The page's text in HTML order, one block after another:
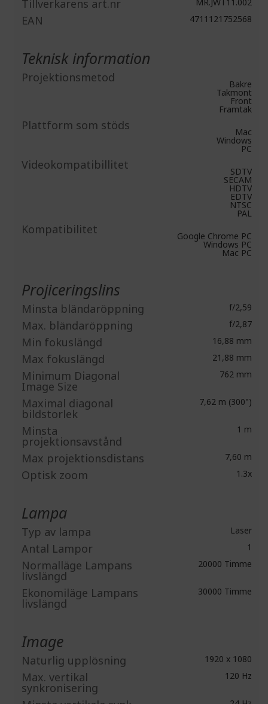
Tillverkarens art.nr
EAN 4711121752568
Teknisk information
Projektionsmetod Bakre
Takmont
Front
Framtak
Plattform som stöds Mac
Windows
PC
Videokompatibillitet SDTV
SECAM
HDTV
EDTV
NTSC
PAL
Kompatibilitet Google Chrome PC
Windows PC
Mac PC
Projiceringslins
Minsta bländaröppning f/2,59
Max. bländaröppning f/2,87
Min fokuslängd 16,88 mm
Max fokuslängd 21,88 mm
Minimum Diagonal
Image Size
762 mm
Maximal diagonal
bildstorlek
7,62 m (300")
Minsta
projektionsavstånd
1 m
Max projektionsdistans 7,60 m
Optisk zoom 1.3x
Lampa
Typ av lampa Laser
Antal Lampor 1
Normalläge Lampans
livslängd
20000 Timme
Ekonomiläge Lampans
livslängd
30000 Timme
Image
Naturlig upplösning 1920 x 1080
Max. vertikal
synkronisering
120 Hz